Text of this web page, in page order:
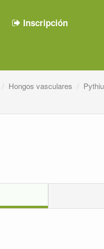
Inscripción
Hongos vasculares